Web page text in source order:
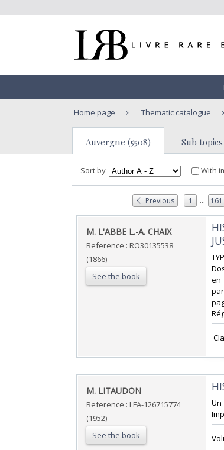
Home page Thematic catalogue
Auvergne (5508) Sub topics
Sort by With
Previous 1 ... 161
‎M. L'ABBE L.-A. CHAIX‎
Reference : RO30135538
(1866)
See the book
en
‎M. LITAUDON‎
Reference : LFA-126715774
(1952)
See the book
‎Un